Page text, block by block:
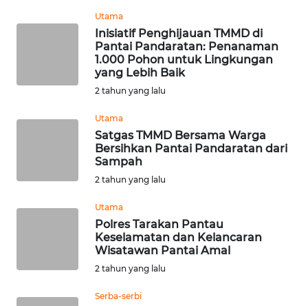
Utama
Inisiatif Penghijauan TMMD di
Pantai Pandaratan: Penanaman
1.000 Pohon untuk Lingkungan
yang Lebih Baik
2 tahun yang lalu
Utama
Satgas TMMD Bersama Warga
Bersihkan Pantai Pandaratan dari
Sampah
2 tahun yang lalu
Utama
Polres Tarakan Pantau
Keselamatan dan Kelancaran
Wisatawan Pantai Amal
2 tahun yang lalu
Serba-serbi
TAPANULI
SIMALUNGUN
WN